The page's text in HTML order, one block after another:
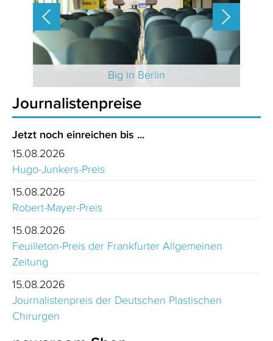
Big in Berlin
Journalistenpreise
Jetzt noch einreichen bis ...
15.08.2026
Hugo-Junkers-Preis
15.08.2026
Robert-Mayer-Preis
15.08.2026
Feuilleton-Preis der Frankfurter Allgemeinen
Zeitung
15.08.2026
Journalistenpreis der Deutschen Plastischen
Chirurgen